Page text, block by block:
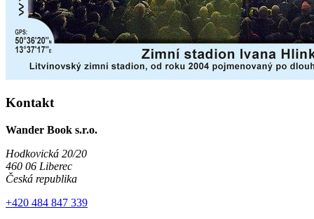
Kontakt
Wander Book s.r.o.
Hodkovická 20/20
460 06 Liberec
Česká republika
+420 484 847 339